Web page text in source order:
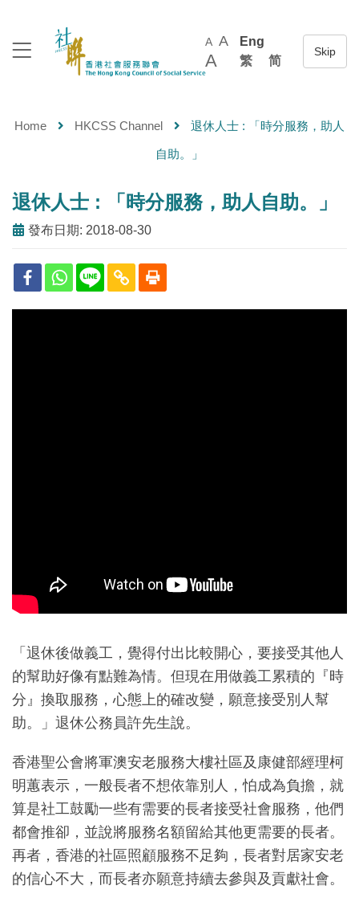
A A
A
Eng
繁
简
Home HKCSS Channel 退休人士 : 「時分服務，助人
自助。」
退休人士 : 「時分服務，助人自助。」
發布日期: 2018-08-30
「退休後做義工，覺得付出比較開心，要接受其他人
的幫助好像有點難為情。但現在用做義工累積的『時
分』換取服務，心態上的確改變，願意接受別人幫
助。」退休公務員許先生說。
香港聖公會將軍澳安老服務大樓社區及康健部經理柯
明蕙表示，一般長者不想依靠別人，怕成為負擔，就
算是社工鼓勵一些有需要的長者接受社會服務，他們
都會推卻，並說將服務名額留給其他更需要的長者。
再者，香港的社區照顧服務不足夠，長者對居家安老
的信心不大，而長者亦願意持續去參與及貢獻社會。